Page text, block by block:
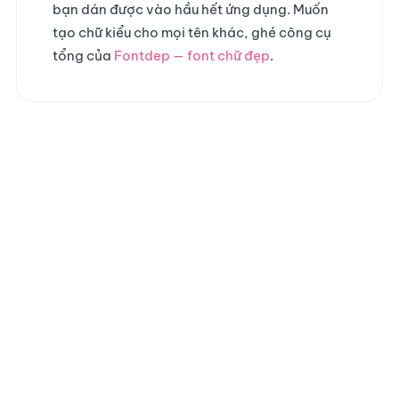
bạn dán được vào hầu hết ứng dụng. Muốn
tạo chữ kiểu cho mọi tên khác, ghé công cụ
tổng của Fontdep — font chữ đẹp.